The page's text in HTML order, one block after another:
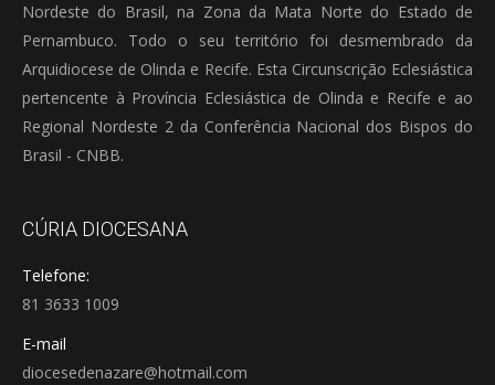
Nordeste do Brasil, na Zona da Mata Norte do Estado de
Pernambuco. Todo o seu território foi desmembrado da
Arquidiocese de Olinda e Recife. Esta Circunscrição Eclesiástica
pertencente à Província Eclesiástica de Olinda e Recife e ao
Regional Nordeste 2 da Conferência Nacional dos Bispos do
Brasil - CNBB.
CÚRIA DIOCESANA
Telefone:
81 3633 1009
E-mail
diocesedenazare@hotmail.com